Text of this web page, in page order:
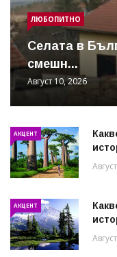
ЛЮБОПИТНО
Cелата в
смешн...
Август 10, 2026
АКЦЕНТ
АКЦЕНТ